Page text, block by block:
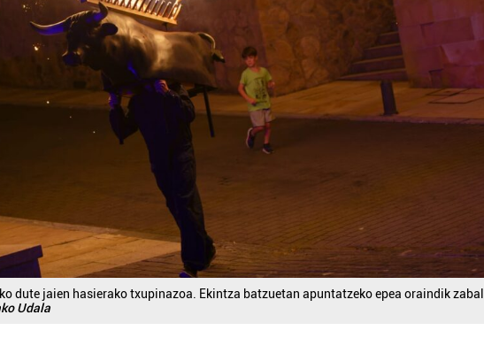
dute jaien hasierako txupinazoa. Ekintza batzuetan apuntatzeko epea oraindik
Udala